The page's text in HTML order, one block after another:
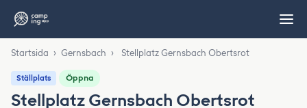
Startsida › Gernsbach › Stellplatz Gernsbach Obertsrot
Ställplats Öppna
Stellplatz Gernsbach Obertsrot